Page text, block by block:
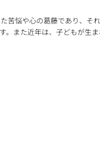
苦悩や心の葛藤であり、そ
また近年は、子どもが生